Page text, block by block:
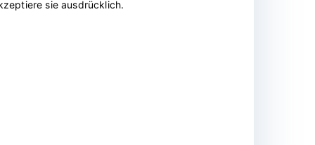
sie ausdrücklich.